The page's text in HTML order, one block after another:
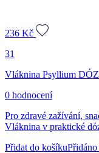
236 Kč
31
Vláknina Psyllium
0 hodnocení
Pro zdravé zažívání,
Vláknina v praktické
Přidat do košíku